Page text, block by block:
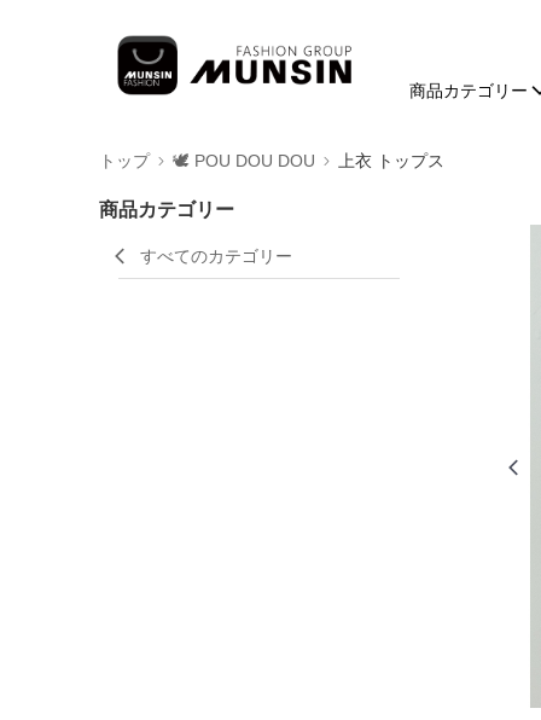
商品カテゴリー
トップ 🕊️ POU DOU DOU 上衣 トップス
商品カテゴリー
すべてのカテゴリー